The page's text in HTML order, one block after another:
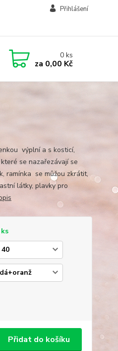
Přihlášení
0ks
za 0,00 Kč
výplní a s kosticí,
se nazařezávají se
ramínka se můžou zkrátit,
látky, plavky pro
Přidat do košíku